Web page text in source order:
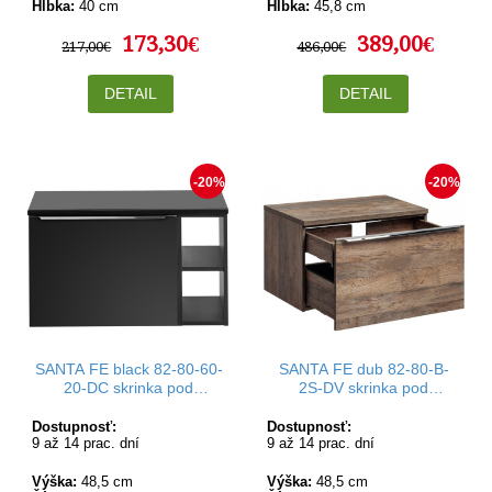
Hĺbka: 40 cm
217,00€ 173,30€
DETAIL
Hĺbka: 45,8 cm
486,00€ 389,00€
DETAIL
-20%
SANTA FE black 82-80-60-
20-DC skrinka pod
Dostupnosť:
9 až 14 prac. dní
Výška: 48,5 cm
-20%
SANTA FE dub 82-80-B-
2S-DV skrinka pod
Dostupnosť:
9 až 14 prac. dní
Výška: 48,5 cm